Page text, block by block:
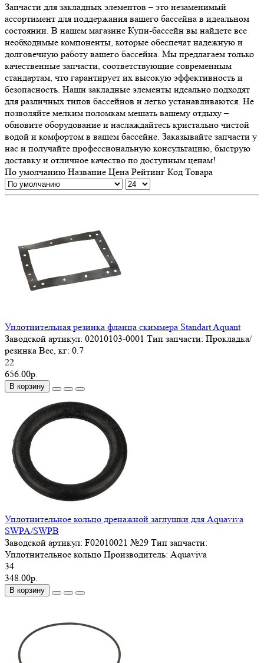
Запчасти для закладных элементов – это незаменимый
ассортимент для поддержания вашего бассейна в идеальном
состоянии. В нашем магазине Купи-бассейн вы найдете все
необходимые компоненты, которые обеспечат надежную и
долговечную работу вашего бассейна. Мы предлагаем только
качественные запчасти, соответствующие современным
стандартам, что гарантирует их высокую эффективность и
безопасность. Наши закладные элементы идеально подходят
для различных типов бассейнов и легко устанавливаются. Не
позволяйте мелким поломкам мешать вашему отдыху –
обновите оборудование и наслаждайтесь кристально чистой
водой и комфортом в вашем бассейне. Заказывайте запчасти у
нас и получайте профессиональную консультацию, быструю
доставку и отличное качество по доступным ценам!
По умолчанию Название Цена Рейтинг Код Товара
Уплотнительная резинка фланца скиммера Standart Aquant
Заводской артикул: 02010103-0001 Тип запчасти: Прокладка/
резинка Вес, кг: 0.7
22
656.00р.
В корзину
Уплотнительное кольцо дренажной заглушки для Aquaviva
SWPA/SWPB
Заводской артикул: F02010021 №29 Тип запчасти:
Уплотнительное кольцо Производитель: Aquaviva
34
348.00р.
В корзину